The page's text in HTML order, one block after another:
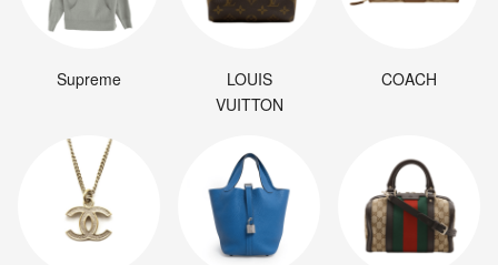
Supreme
LOUIS
VUITTON
COACH